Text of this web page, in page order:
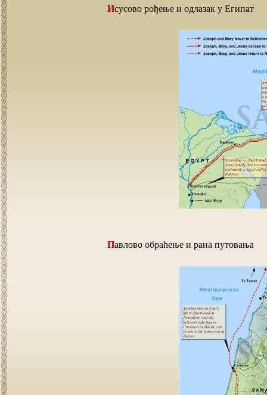
Исусово рођење и одлазак у Египат
Павлово обраћење и рана путовања